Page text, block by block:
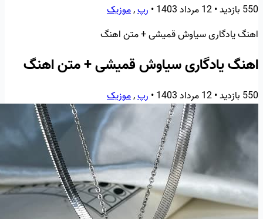
550 بازدید
•12 مرداد 1403 • رپ,موزیک
اهنگ یادگاری سیاوش قمیشی + متن اهنگ
اهنگ یادگاری سیاوش قمیشی + متن اهنگ
550 بازدید •12 مرداد 1403 • رپ,موزیک